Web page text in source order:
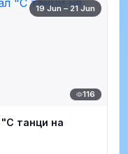
19 Jun – 21 Jun
116
танци на